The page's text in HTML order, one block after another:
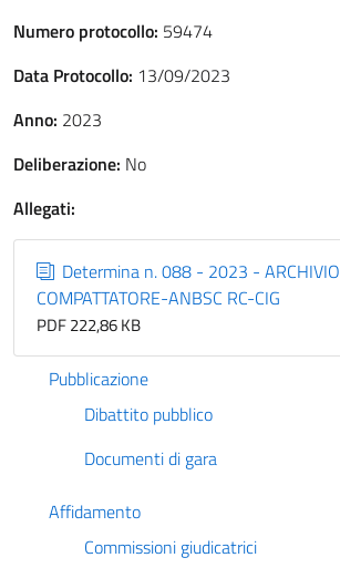
Numero protocollo: 59474
Data Protocollo: 13/09/2023
Anno: 2023
Deliberazione: No
Allegati:
Determina n. 088 - 2023 - ARCHIVIO
COMPATTATORE-ANBSC RC-CIG
PDF 222,86 KB
Pubblicazione
Dibattito pubblico
Documenti di gara
Affidamento
Commissioni giudicatrici